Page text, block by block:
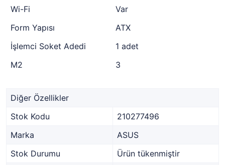
Wi-Fi
Var
Form Yapısı
ATX
İşlemci Soket Adedi
1 adet
M2
3
Diğer Özellikler
Stok Kodu
210277496
Marka
ASUS
Stok Durumu
Ürün tükenmiştir